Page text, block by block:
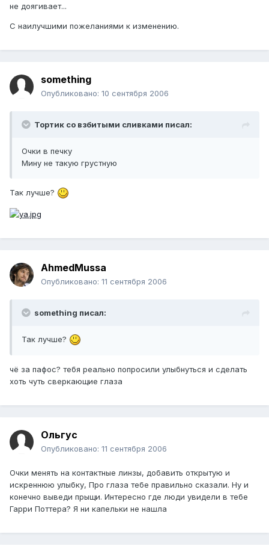
не доягивает...
С наилучшими пожеланиями к изменению.
something
Опубликовано: 10 сентября 2006
Тортик со взбитыми сливками писал:
Очки в печку
Мину не такую грустную
Так лучше?
AhmedMussa
Опубликовано: 11 сентября 2006
something писал:
Так лучше?
чё за пафос? тебя реально попросили улыбнуться и сделать
хоть чуть сверкающие глаза
Ольгус
Опубликовано: 11 сентября 2006
Очки менять на контактные линзы, добавить открытую и
искреннюю улыбку, Про глаза тебе правильно сказали. Ну и
конечно выведи прыщи. Интересно где люди увидели в тебе
Гарри Поттера? Я ни капельки не нашла